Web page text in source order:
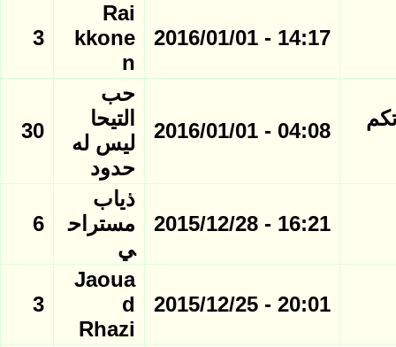
14:17 - 2016/01/01
Rai
kkone
n
3
04:08 - 2016/01/01
حب
التيحا
ليس له
حدود
30
16:21 - 2015/12/28
ذياب
مستراح
ي
6
20:01 - 2015/12/25
Jaoua
d
Rhazi
3